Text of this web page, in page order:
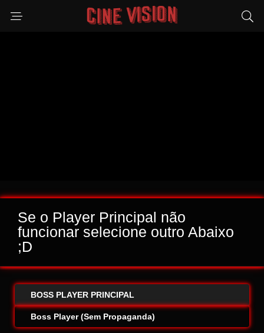
Se o Player Principal não
funcionar selecione outro Abaixo
;D
BOSS PLAYER PRINCIPAL
Boss Player (Sem Propaganda)